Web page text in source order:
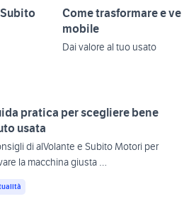
pratica per scegliere bene
usata
di alVolante e Subito Motori per
la macchina giusta …
Subito
Come trasformare e
mobile
Dai valore al tuo usato